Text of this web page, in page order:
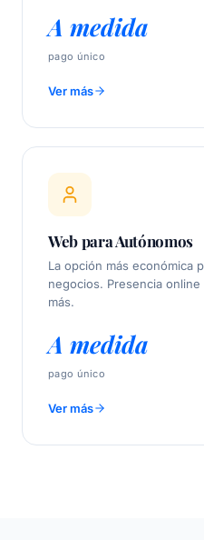
A medida
pago único
Ver más
Web para Autónomos
La opción más económica
negocios. Presencia
más.
A medida
pago único
Ver más